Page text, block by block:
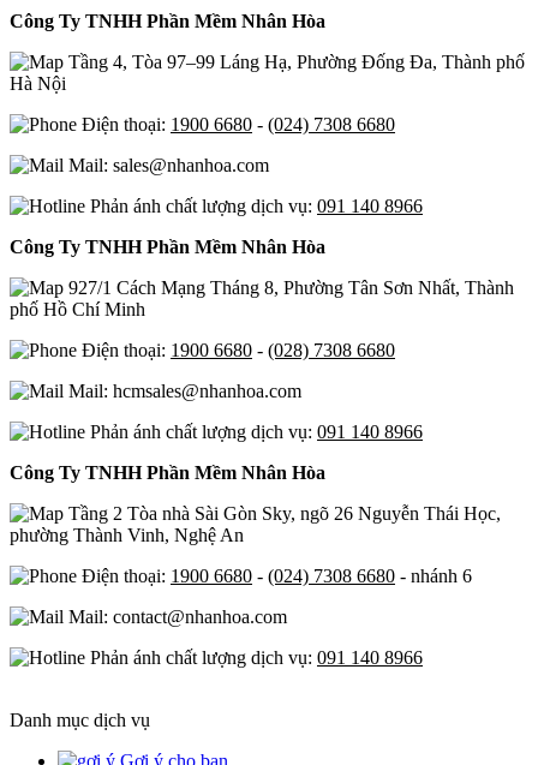
Công Ty TNHH Phần Mềm Nhân Hòa
Tầng 4, Tòa 97–99 Láng Hạ, Phường Đống Đa, Thành phố
Hà Nội
Điện thoại: 1900 6680 - (024) 7308 6680
Mail: sales@nhanhoa.com
Phản ánh chất lượng dịch vụ: 091 140 8966
Công Ty TNHH Phần Mềm Nhân Hòa
927/1 Cách Mạng Tháng 8, Phường Tân Sơn Nhất, Thành
phố Hồ Chí Minh
Điện thoại: 1900 6680 - (028) 7308 6680
Mail: hcmsales@nhanhoa.com
Phản ánh chất lượng dịch vụ: 091 140 8966
Công Ty TNHH Phần Mềm Nhân Hòa
Tầng 2 Tòa nhà Sài Gòn Sky, ngõ 26 Nguyễn Thái Học,
phường Thành Vinh, Nghệ An
Điện thoại: 1900 6680 - (024) 7308 6680 - nhánh 6
Mail: contact@nhanhoa.com
Phản ánh chất lượng dịch vụ: 091 140 8966
Danh mục dịch vụ
Gợi ý cho bạn